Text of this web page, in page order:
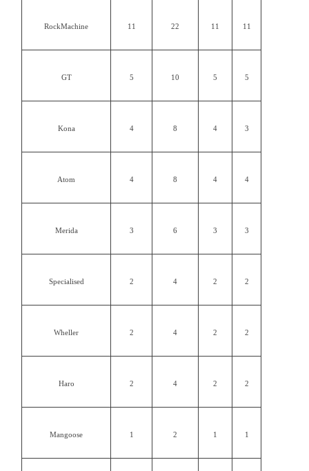
RockMachine 11 22 11 11
GT 5 10 5 5
Kona 4 8 4 3
Atom 4 8 4 4
Merida 3 6 3 3
Specialised 2 4 2 2
Wheller 2 4 2 2
Haro 2 4 2 2
Mangoose 1 2 1 1